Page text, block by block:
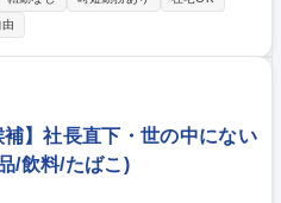
社内外と連
ロセスを管理します。具体的には、
・縫製会社等への発注・コスト交
ルチェック、ライセンサー（版権
ンくじ
補】社長直下・世の中にない
/飲料/たばこ)